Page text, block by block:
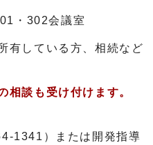
・302会議室
有している方、相続など
談も受け付けます。
1341）または開発指導